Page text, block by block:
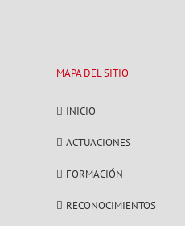
MAPA DEL SITIO
INICIO
ACTUACIONES
FORMACIÓN
RECONOCIMIENTOS